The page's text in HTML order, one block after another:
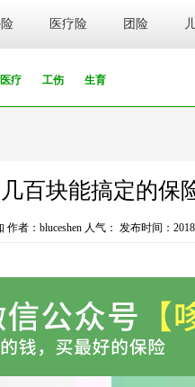
医疗险 团险
医疗 工伤 生育
百块能搞定的保
作者：bluceshen 人气： 发布时间：